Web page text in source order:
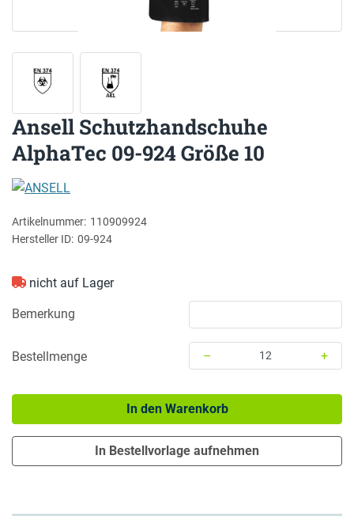
Ansell Schutzhandschuhe
AlphaTec 09-924 Größe 10
Artikelnummer: 110909924
Hersteller ID: 09-924
nicht auf Lager
Bemerkung
Bestellmenge –
+
In den Warenkorb
In Bestellvorlage aufnehmen